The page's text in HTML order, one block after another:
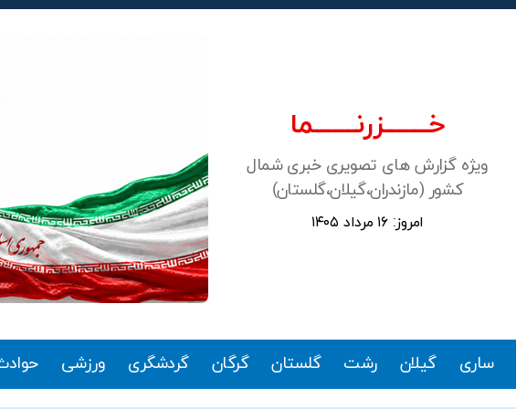
خـــــــزرنـــــــما
ویژه گزارش های تصویری خبری شمال
کشور (مازندران،گیلان،گلستان)
امروز: ۱۶ مرداد ۱۴۰۵
ساری گیلان رشت گلستان گرگان گردشگری ورزشی